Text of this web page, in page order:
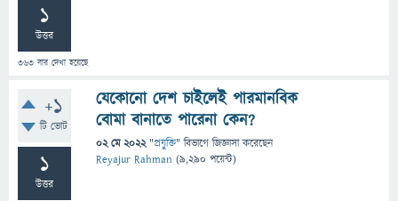
1
উত্তর
363 বার দেখা হয়েছে
+1
টি ভোট
1
উত্তর
যেকোনো দেশ চাইলেই পারমানবিক
বোমা বানাতে পারেনা কেন?
02 মে 2022 "প্রযুক্তি" বিভাগে জিজ্ঞাসাকরেছেন
Reyajur Rahman (9,290 পয়েন্ট)